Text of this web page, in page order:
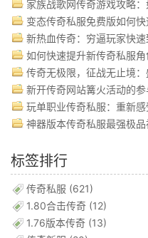
家族战歌网传奇游戏攻略
变态传奇私服免费版如何
新热血传奇：穷逼玩家快
如何快速提升新传奇私服
传奇无极限，征战无止境
新开传奇网站篝火活动的
玩单职业传奇私服：重新
神器版本传奇私服最强极
标签排行
传奇私服 (621)
1.80合击传奇 (12)
1.76版本传奇 (13)